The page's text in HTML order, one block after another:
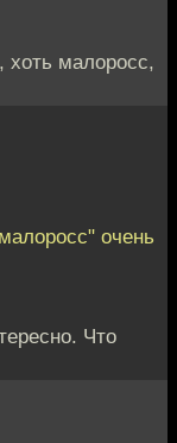
хоть малоросс,
очень
Что